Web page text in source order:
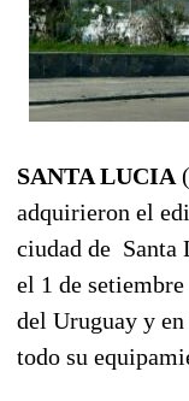
SANTA LUCIA
adquirieron el
ciudad de Santa
el 1 de
del Uruguay y
todo su